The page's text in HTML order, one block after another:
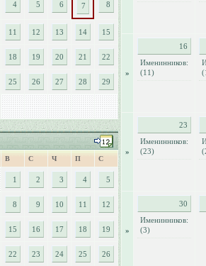
4 5 6 7 8
11 12 13 14 15
18 19 20 21 22
25 26 27 28 29
В С Ч П С
1 2 3 4 5
8 9 10 11 12
15 16 17 18 19
22 23 24 25 26
»
16
Именинников:
(11)
»
23
Именинников:
(23)
»
30
Именинников:
(3)